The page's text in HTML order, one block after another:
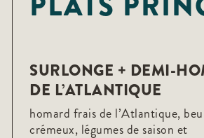
SURLONGE + DEMI-
DE L’ATLANTIQUE
homard frais de l’Atlantique,
crémeux, légumes de saison et